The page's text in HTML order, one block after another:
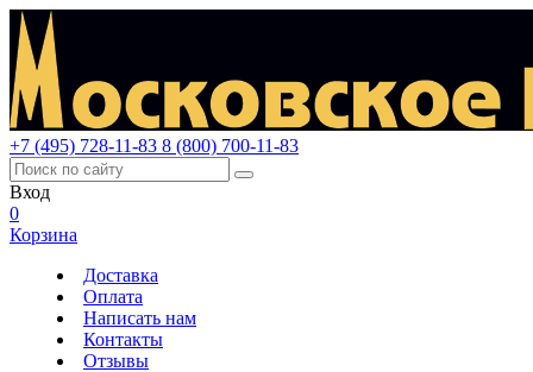
+7 (495) 728-11-83 8 (800) 700-11-83
Вход
0
Корзина
Доставка
Оплата
Написать нам
Контакты
Отзывы